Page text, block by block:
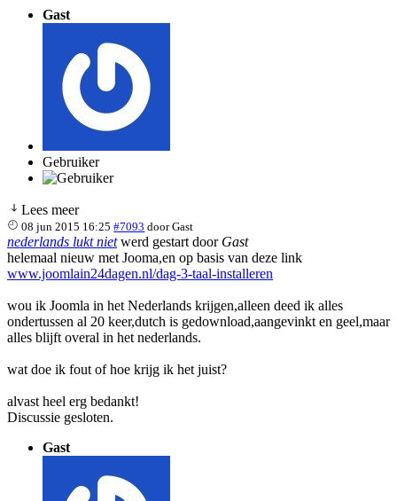
Gast
Gebruiker
Lees meer
08 jun 2015 16:25 #7093 doorGast
nederlands lukt nietwerd gestart door Gast
helemaal nieuw met Jooma,en op basis van deze link
www.joomlain24dagen.nl/dag-3-taal-installeren
wou ik Joomla in het Nederlands krijgen,alleen deed ik alles
ondertussen al 20 keer,dutch is gedownload,aangevinkt en geel,maar
alles blijft overal in het nederlands.
wat doe ik fout of hoe krijg ik het juist?
alvast heel erg bedankt!
Discussie gesloten.
Gast